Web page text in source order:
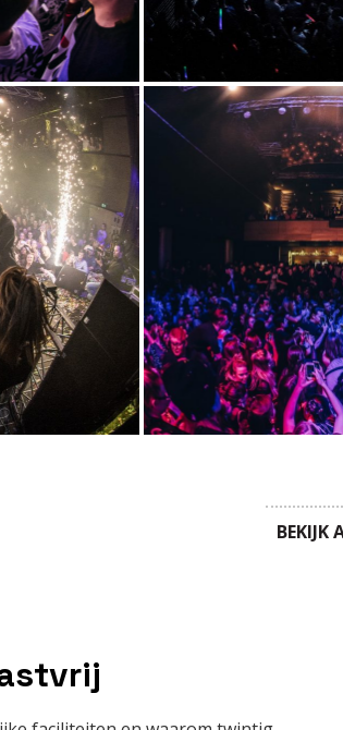
BEKIJK